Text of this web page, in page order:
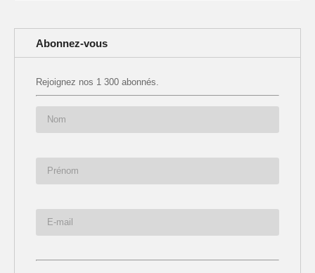
Abonnez-vous
Rejoignez nos 1 300 abonnés.